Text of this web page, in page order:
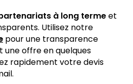
à long termeet
Utilisez notre
pour une transparence
une offre en quelques
rapidement votre devis